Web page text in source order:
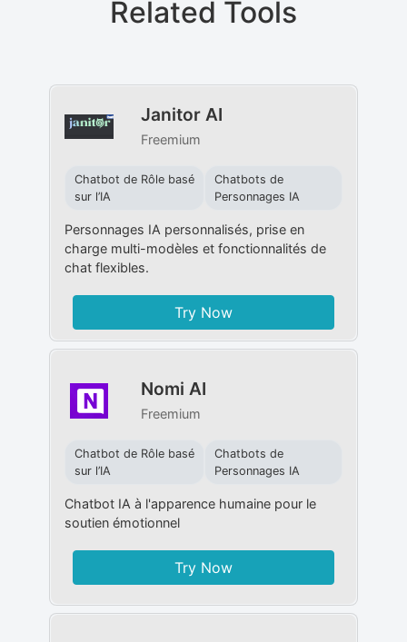
Related Tools
Janitor AI
Freemium
Chatbot de Rôle basé
sur l’IA
Chatbots de
Personnages IA
Personnages IA personnalisés, prise en
charge multi-modèles et fonctionnalités de
chat flexibles.
Try Now
Nomi AI
Freemium
Chatbot de Rôle basé
sur l’IA
Chatbots de
Personnages IA
Chatbot IA à l'apparence humaine pour le
soutien émotionnel
Try Now